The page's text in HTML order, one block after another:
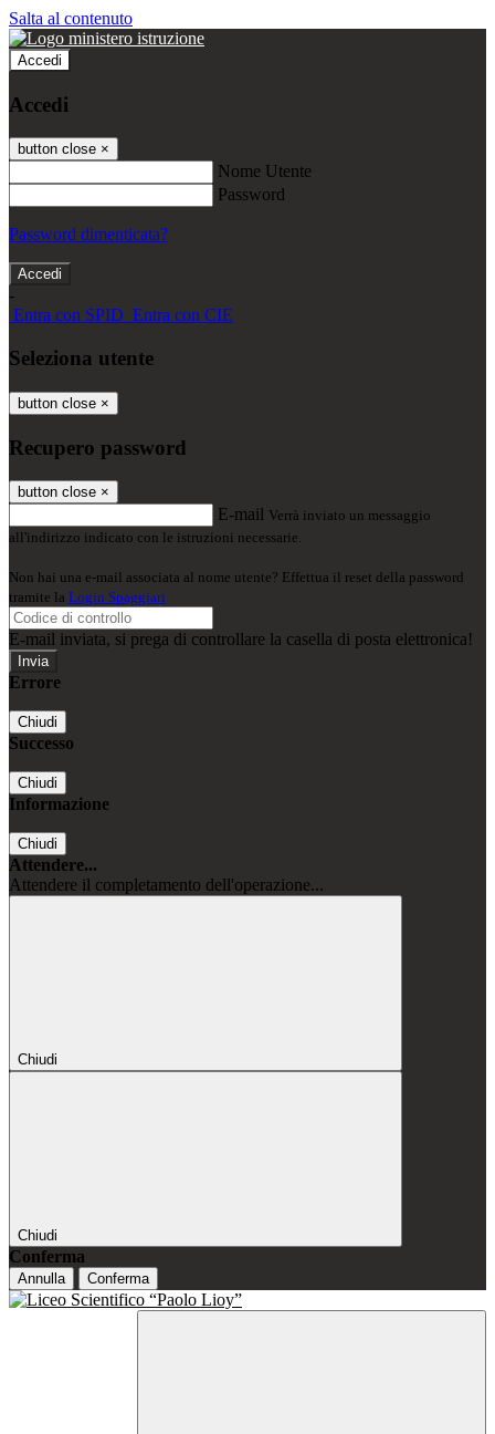
Salta al contenuto
Accedi
Accedi
button close ×
Nome Utente
Password
Password dimenticata?
-
Entra con SPID Entra con CIE
Seleziona utente
button close ×
Recupero password
button close ×
E-mail Verrà inviato un messaggio
all'indirizzo indicato con le istruzioni necessarie.
Non hai una e-mail associata al nome utente? Effettua il reset della password
tramite la Login Spaggiari
E-mail inviata, si prega di controllare la casella di posta elettronica!
Errore
Chiudi
Successo
Chiudi
Informazione
Chiudi
Attendere...
Attendere il completamento dell'operazione...
Chiudi
Chiudi
Conferma
Annulla Conferma